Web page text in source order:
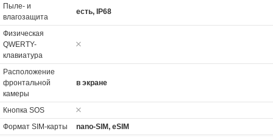
Пыле- и
влагозащита
есть, IP68
Физическая
QWERTY-
клавиатура
Расположение
фронтальной
камеры
в экране
Кнопка SOS
Формат SIM-карты
nano-SIM, eSIM